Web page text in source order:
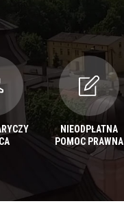
NIEODPŁATNA
POMOC PRAWNA